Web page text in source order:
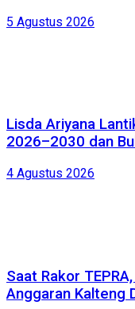
5 Agustus 2026
Lisda Ariyana
2026–2030 dan
4 Agustus 2026
Saat Rakor
Anggaran Kalteng